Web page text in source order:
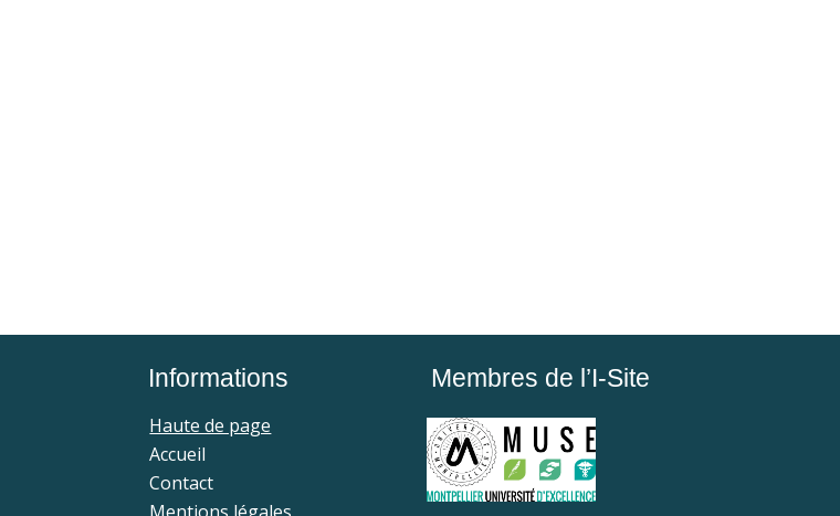
Informations
Haute de page
Accueil
Contact
Membres de l’I-Site